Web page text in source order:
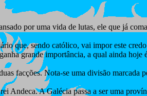
por uma vida de lutas, ele que já
que, sendo católico, vai impor este
grande importância, a qual ainda
facções. Nota-se uma divisão
Andeca. A Galécia passa a ser uma